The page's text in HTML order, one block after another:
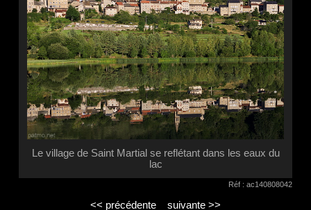
Le village de Saint Martial se reflétant dans les eaux du
lac
Réf : ac140808042
<< précédente suivante >>